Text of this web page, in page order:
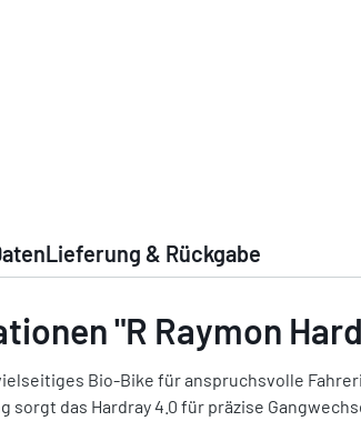
Lieferung & Rückgabe
"R Raymon
Bio-Bike für anspruchsvolle
das Hardray 4.0 für präzise